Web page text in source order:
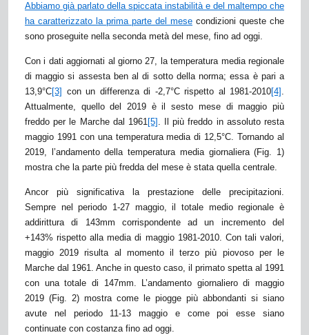
Abbiamo già parlato della spiccata instabilità e del maltempo che
ha caratterizzato la prima parte del mese condizioni queste che
sono proseguite nella seconda metà del mese, fino ad oggi.
Con i dati aggiornati al giorno 27, la temperatura media regionale
di maggio si assesta ben al di sotto della norma; essa è pari a
13,9°C[3] con un differenza di -2,7°C rispetto al 1981-2010[4] .
Attualmente, quello del 2019 è il sesto mese di maggio più
freddo per le Marche dal 1961[5] . Il più freddo in assoluto resta
maggio 1991 con una temperatura media di 12,5°C. Tornando al
2019, l’andamento della temperatura media giornaliera (Fig. 1)
mostra che la parte più fredda del mese è stata quella centrale.
Ancor più significativa la prestazione delle precipitazioni.
Sempre nel periodo 1-27 maggio, il totale medio regionale è
addirittura di 143mm corrispondente ad un incremento del
+143% rispetto alla media di maggio 1981-2010. Con tali valori,
maggio 2019 risulta al momento il terzo più piovoso per le
Marche dal 1961. Anche in questo caso, il primato spetta al 1991
con una totale di 147mm. L’andamento giornaliero di maggio
2019 (Fig. 2) mostra come le piogge più abbondanti si siano
avute nel periodo 11-13 maggio e come poi esse siano
continuate con costanza fino ad oggi.